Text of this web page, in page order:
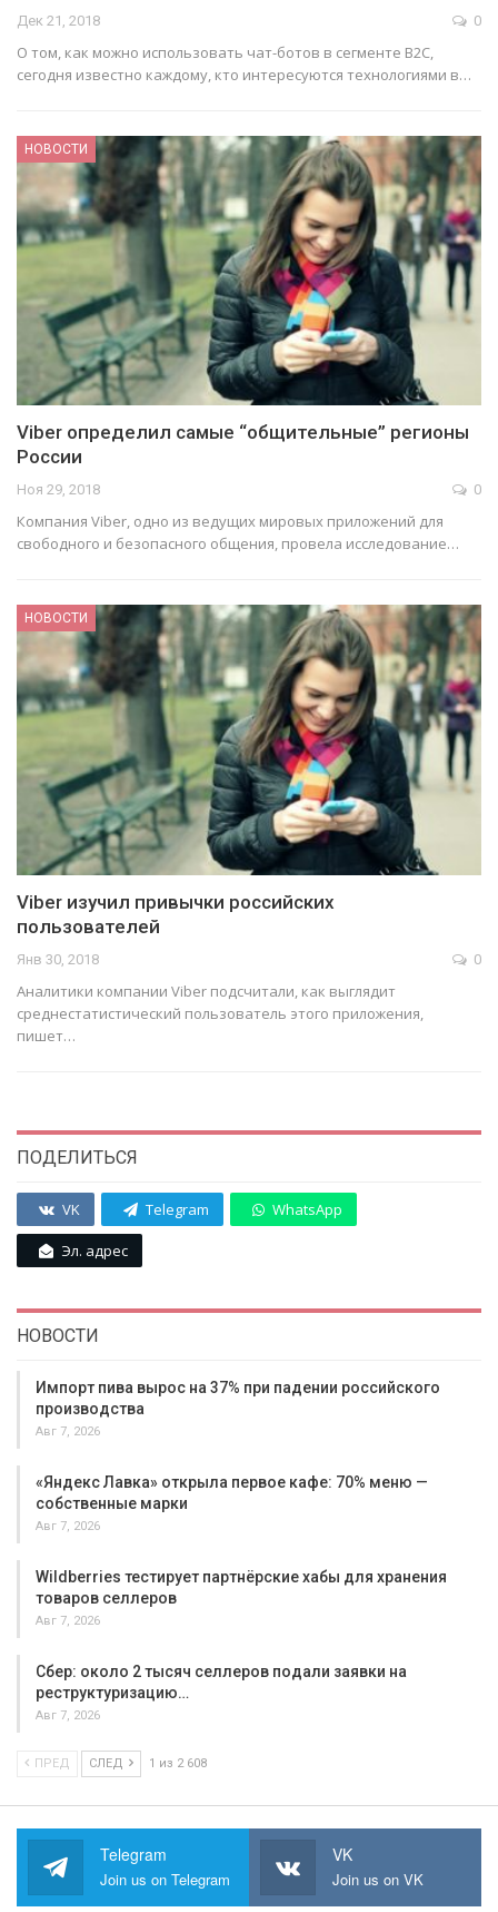
Дек 21, 2018 0
О том, как можно использовать чат-ботов в сегменте B2C,
сегодня известно каждому, кто интересуются технологиями в…
НОВОСТИ
Viber определил самые “общительные” регионы
России
Ноя 29, 2018 0
Компания Viber, одно из ведущих мировых приложений для
свободного и безопасного общения, провела исследование…
НОВОСТИ
Viber изучил привычки российских
пользователей
Янв 30, 2018 0
Аналитики компании Viber подсчитали, как выглядит
среднестатистический пользователь этого приложения,
пишет…
ПОДЕЛИТЬСЯ
VK Telegram WhatsApp
Эл. адрес
НОВОСТИ
Импорт пива вырос на 37% при падении российского
производства
Авг 7, 2026
«Яндекс Лавка» открыла первое кафе: 70% меню —
собственные марки
Авг 7, 2026
Wildberries тестирует партнёрские хабы для хранения
товаров селлеров
Авг 7, 2026
Сбер: около 2 тысяч селлеров подали заявки на
реструктуризацию…
Авг 7, 2026
ПРЕД СЛЕД 1 из 2 608
Telegram
Join us on Telegram
VK
Join us on VK